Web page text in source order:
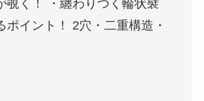
覗く！ ・纏わりつく輪状襞
ポイント！ 2穴・二重構造・